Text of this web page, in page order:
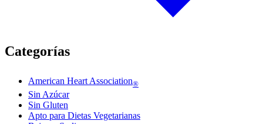
Categorías
American Heart Association®
Sin Azúcar
Sin Gluten
Apto para Dietas Vegetarianas